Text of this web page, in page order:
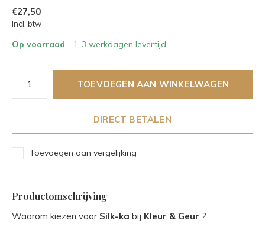
€27,50
Incl. btw
Op voorraad - 1-3 werkdagen levertijd
TOEVOEGEN AAN WINKELWAGEN
DIRECT BETALEN
Toevoegen aan vergelijking
Productomschrijving
Waarom kiezen voor Silk-ka bij Kleur & Geur ?